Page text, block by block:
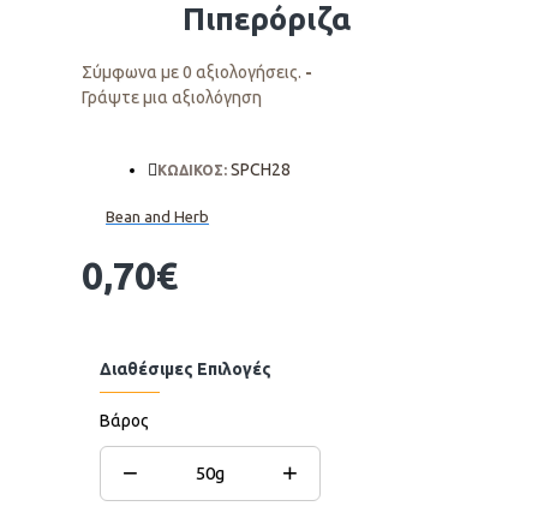
Πιπερόριζα
Σύμφωνα με 0 αξιολογήσεις. -
Γράψτε μια αξιολόγηση
0,70€
ΚΩΔΙΚΟΣ: SPCH28
Bean and Herb
Διαθέσιμες Επιλογές
Βάρος
− 50g +